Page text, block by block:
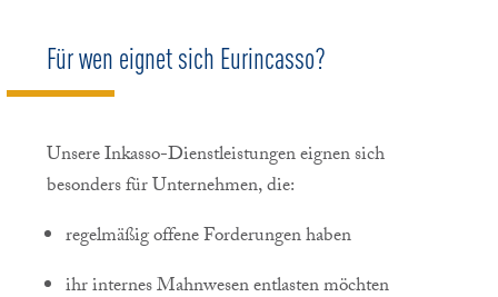
Für wen eignet sich Eurincasso?
Unsere Inkasso-Dienstleistungen eignen sich
besonders für Unternehmen, die:
regelmäßig offene Forderungen haben
ihr internes Mahnwesen entlasten möchten